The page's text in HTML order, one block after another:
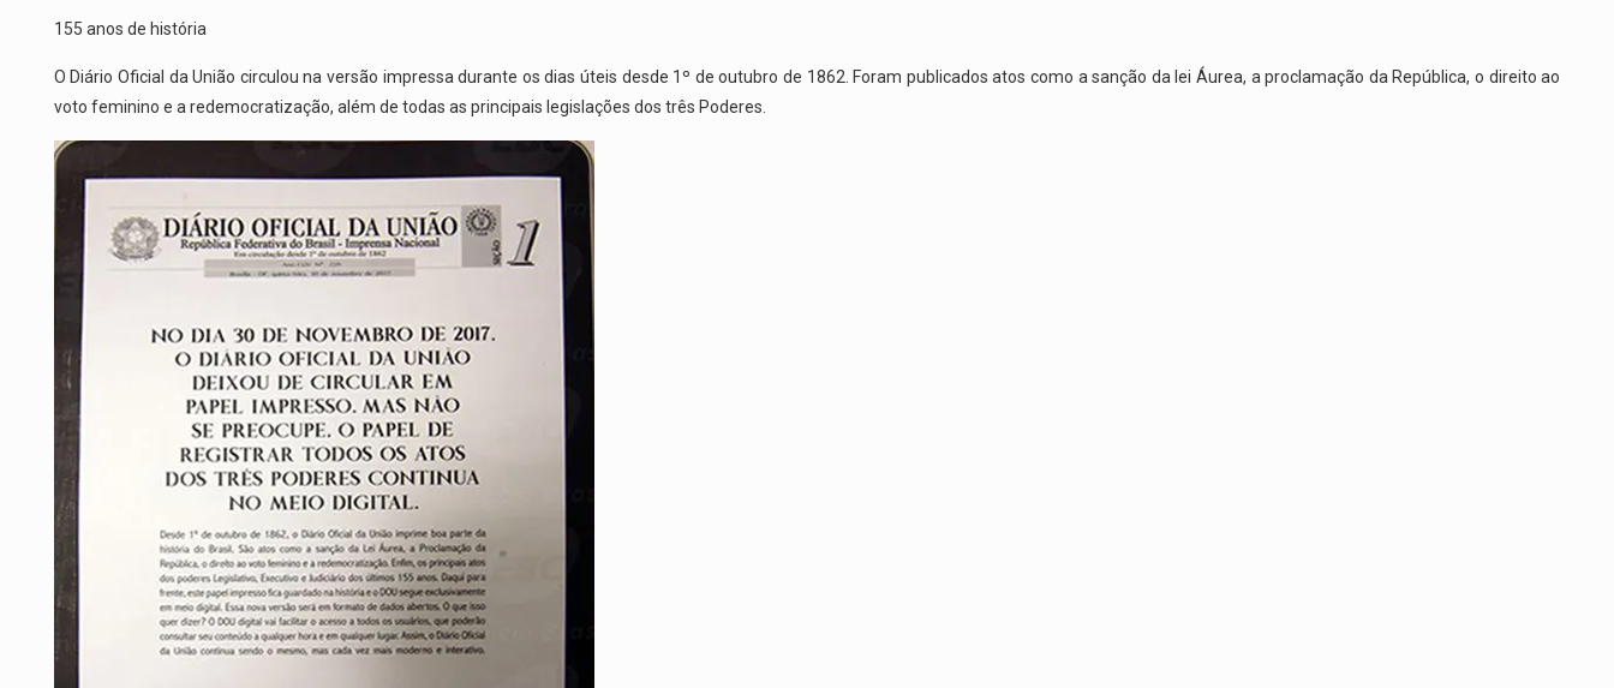
155 anos de história
O Diário Oficial da União circulou na versão impressa durante os dias úteis desde 1º de outubro de 1862. Foram publicados atos como a sanção da lei Áurea, a proclamação da República, o direito ao
voto feminino e a redemocratização, além de todas as principais legislações dos três Poderes.